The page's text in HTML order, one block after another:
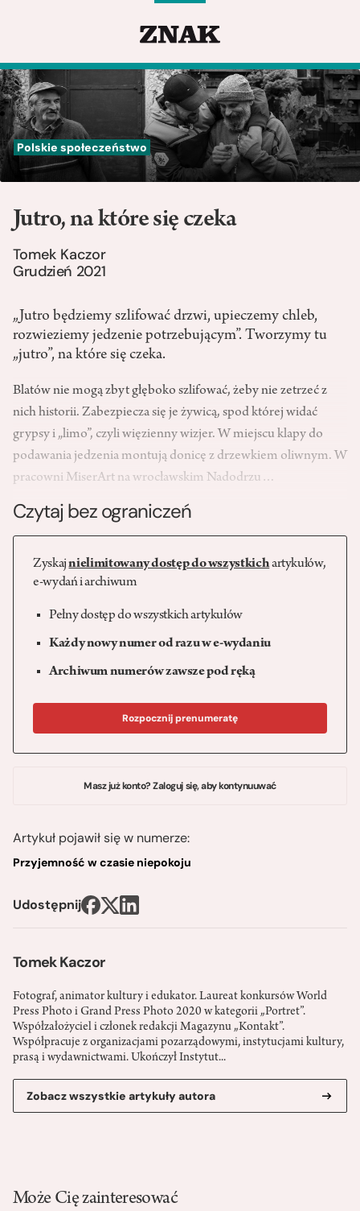
Polskie społeczeństwo
Tomek Kaczor
Fotograf, animator kultury i edukator. Laureat konkursów World
Press Photo i Grand Press Photo 2020 w kategorii „Portret”.
Współzałożyciel i członek redakcji Magazynu „Kontakt”.
Współpracuje z organizacjami pozarządowymi, instytucjami kultury,
prasą i wydawnictwami. Ukończył Instytut...
Zobacz wszystkie artykuły autora
Jutro, na które się czeka
Tomek Kaczor
Grudzień 2021
„Jutro będziemy szlifować drzwi, upieczemy chleb,
rozwieziemy jedzenie potrzebującym”. Tworzymy tu
„jutro”, na które się czeka.
Blatów nie mogą zbyt głęboko szlifować, żeby nie zetrzeć z
nich historii. Zabezpiecza się je żywicą, spod której widać
grypsy i „limo”, czyli więzienny wizjer. W miejscu klapy do
podawania jedzenia montują donicę z drzewkiem oliwnym. W
pracowni MiserArt na wrocławskim Nadodrzu…
Czytaj bez ograniczeń
Zyskajnielimitowany dostęp do wszystkichartykułów,
e-wydań i archiwum
Pełny dostęp do wszystkich artykułów
Każdy nowy numer od razu w e-wydaniu
Archiwum numerów zawsze pod ręką
Rozpocznij prenumeratę
Masz już konto? Zaloguj się, aby kontynuuwać
Artykuł pojawił się w numerze:
Przyjemność w czasie niepokoju
Udostępnij
Może Cię zainteresować